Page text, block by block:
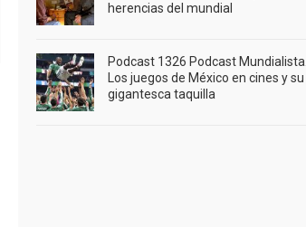
herencias del mundial
Podcast 1326 Podcast Mundialista.
Los juegos de México en cines y su
gigantesca taquilla